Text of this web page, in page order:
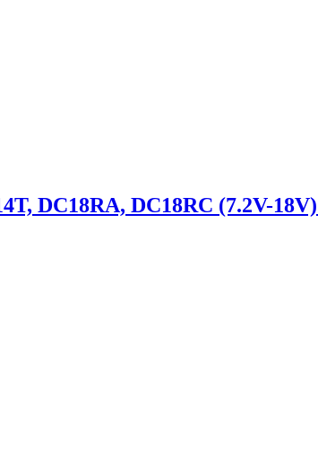
DC18RA, DC18RC (7.2V-